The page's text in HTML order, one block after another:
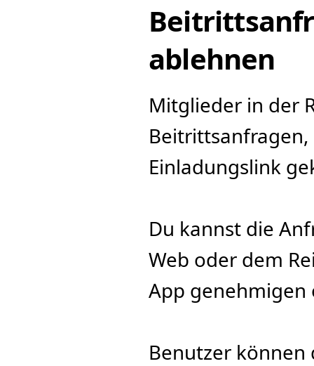
ablehnen
Mitglieder in der
Einladungslink
Du kannst die
Web oder dem
App genehmigen
Benutzer